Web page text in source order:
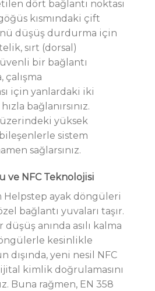
dört bağlantı noktası
göğüs kısmındaki çift
düşüş durdurma için
sırt (dorsal)
bir bağlantı
çalışma
için yanlardaki iki
bağlanırsınız.
yüksek
sistem
sağlarsınız.
ve NFC Teknolojisi
Helpstep ayak döngüleri
bağlantı yuvaları taşır.
anında asılı kalma
kesinlikle
dışında, yeni nesil NFC
kimlik doğrulamasını
Buna rağmen, EN 358